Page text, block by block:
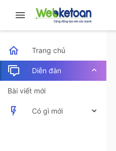
Trang chủ
Diễn đàn
Bài viết mới
Có gì mới